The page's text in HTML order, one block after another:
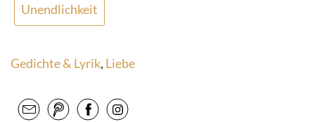
Unendlichkeit
Gedichte & Lyrik, Liebe